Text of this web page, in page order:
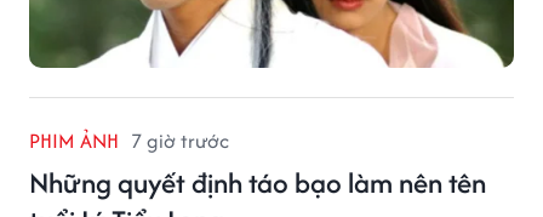
PHIM ẢNH 7 giờ trước
Những quyết định táo bạo làm nên tên